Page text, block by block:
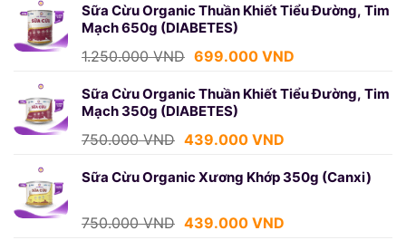
là:
1.250.000 VND.
tại
Sữa Cừu Organic Thuần Khiết Tiểu Đường, Tim
Mạch 650g (DIABETES)
1.250.000VND Giá
là:
1.250.000 VND.
699.000 VNDGiá
tại
Sữa Cừu Organic Thuần Khiết Tiểu Đường, Tim
Mạch 350g (DIABETES)
750.000VND Giá
là:
439.000 VNDGiá
tại
Sữa Cừu Organic Xương Khớp 350g (Canxi)
750.000VND Giá
439.000 VNDGiá